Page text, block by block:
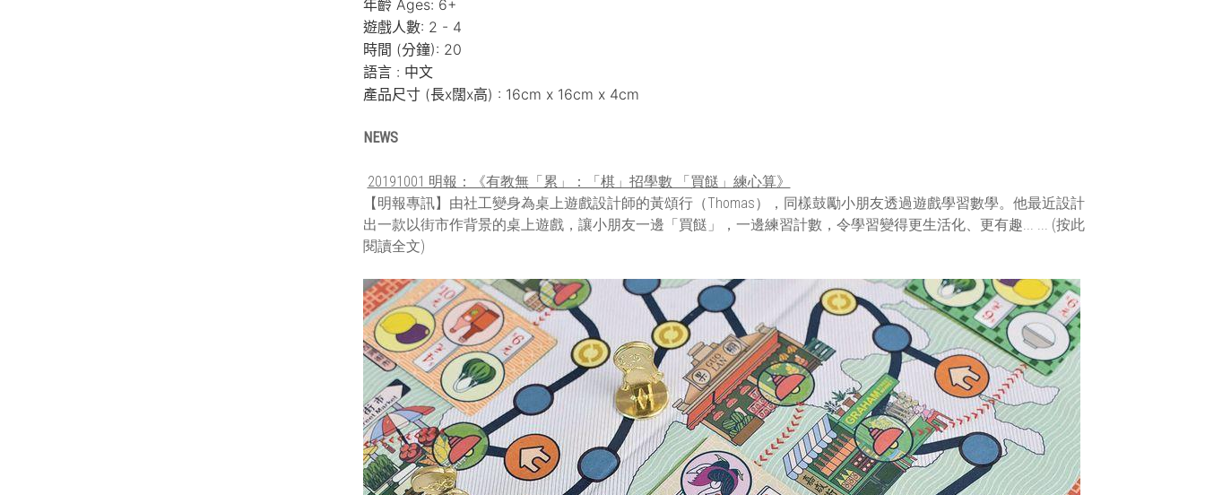
年齡 Ages: 6+
遊戲人數: 2 - 4
時間 (分鐘): 20
語言 : 中文
產品尺寸 (長x闊x高) : 16cm x 16cm x 4cm
NEWS
20191001 明報：《有教無「累」：「棋」招學數 「買餸」練心算》
【明報專訊】由社工變身為桌上遊戲設計師的黃頌行（Thomas），同樣鼓勵小朋友透過遊戲學習數學。他最近設計
出一款以街市作背景的桌上遊戲，讓小朋友一邊「買餸」，一邊練習計數，令學習變得更生活化、更有趣... ... (按此
閱讀全文)